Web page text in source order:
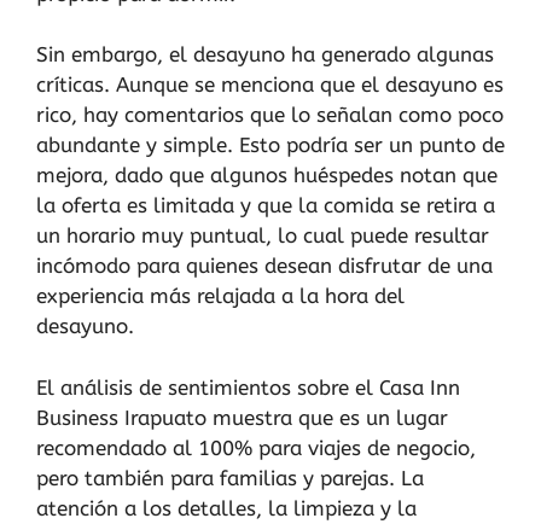
Sin embargo, el desayuno ha generado algunas
críticas. Aunque se menciona que el desayuno es
rico, hay comentarios que lo señalan como poco
abundante y simple. Esto podría ser un punto de
mejora, dado que algunos huéspedes notan que
la oferta es limitada y que la comida se retira a
un horario muy puntual, lo cual puede resultar
incómodo para quienes desean disfrutar de una
experiencia más relajada a la hora del
desayuno.
El análisis de sentimientos sobre el Casa Inn
Business Irapuato muestra que es un lugar
recomendado al 100% para viajes de negocio,
pero también para familias y parejas. La
atención a los detalles, la limpieza y la